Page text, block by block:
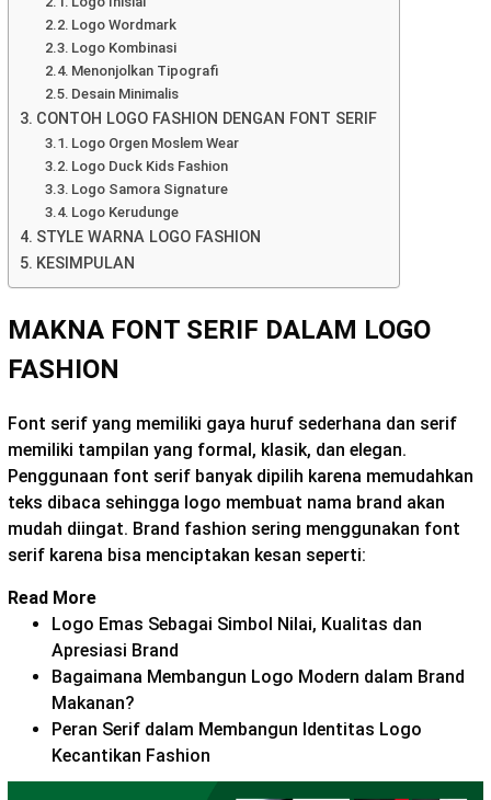
Logo Wordmark
Logo Kombinasi
Menonjolkan Tipografi
Desain Minimalis
CONTOH LOGO FASHION DENGAN FONT SERIF
Logo Orgen Moslem Wear
Logo Duck Kids Fashion
Logo Samora Signature
Logo Kerudunge
STYLE WARNA LOGO FASHION
KESIMPULAN
MAKNA FONT SERIF DALAM LOGO
FASHION
Font serif yang memiliki gaya huruf sederhana dan serif
memiliki tampilan yang formal, klasik, dan elegan.
Penggunaan font serif banyak dipilih karena memudahkan
teks dibaca sehingga logo membuat nama brand akan
mudah diingat. Brand fashion sering menggunakan font
serif karena bisa menciptakan kesan seperti:
Read More
Logo Emas Sebagai Simbol Nilai, Kualitas dan
Apresiasi Brand
Bagaimana Membangun Logo Modern dalam Brand
Makanan?
Peran Serif dalam Membangun Identitas Logo
Kecantikan Fashion